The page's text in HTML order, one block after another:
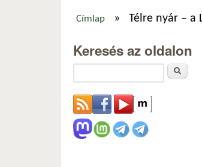
Címlap » Télre nyár – a
Keresés az oldalon